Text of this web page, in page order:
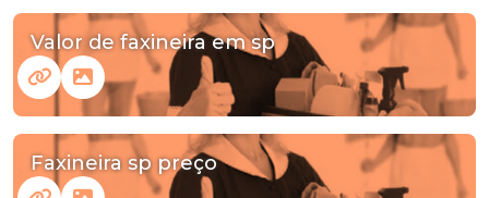
Valor de faxineira em sp
Faxineira sp preço